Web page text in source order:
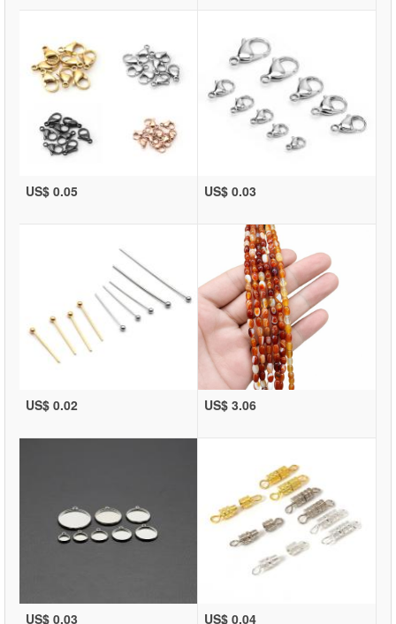
US$ 0.05 US$ 0.03
US$ 0.02 US$ 3.06
US$ 0.03 US$ 0.04